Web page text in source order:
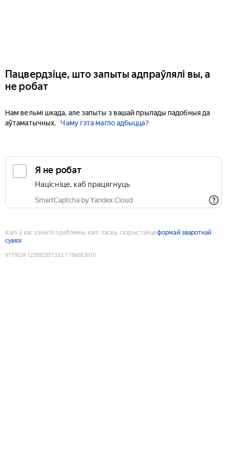
Пацвердзіце, што запыты адпраўлялі вы, а
не робат
Нам вельмі шкада, але запыты з вашай прылады падобныя да
аўтаматычных.
Чаму гэта магло адбыцца?
Я не робат
Націсніце, каб працягнуць
SmartCaptcha by Yandex Cloud
Калі ў вас узніклі праблемы, калі ласка, скарыстайцеформай зваротнай
сувязі
9179524123092351332:1786053010